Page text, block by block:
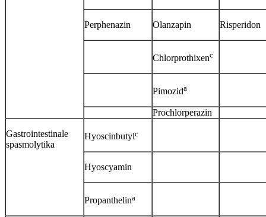
Perphenazin Olanzapin Risperidon
Chlorprothixenc
Pimozida
Prochlorperazin
Gastrointestinale
spasmolytika
Hyoscinbutylc
Hyoscyamin
Propanthelina